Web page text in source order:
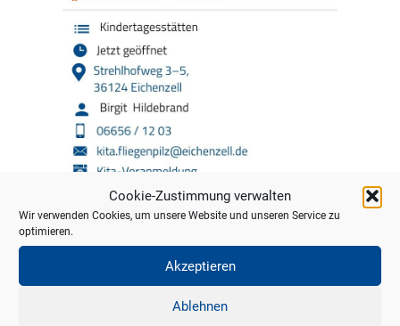
Cookie-Zustimmung verwalten
Wir verwenden Cookies, um unsere Website und unseren Service zu
optimieren.
Akzeptieren
Ablehnen